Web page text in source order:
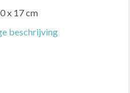
x 17 cm
beschrijving